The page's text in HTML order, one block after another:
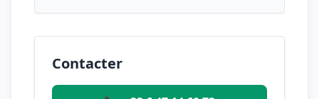
Contacter